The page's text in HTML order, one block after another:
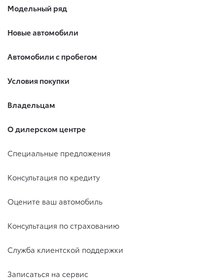
Модельный ряд
Новые автомобили
Автомобили с пробегом
Условия покупки
Владельцам
О дилерском центре
Специальные предложения
Консультация по кредиту
Оцените ваш автомобиль
Консультация по страхованию
Служба клиентской поддержки
Записаться на сервис